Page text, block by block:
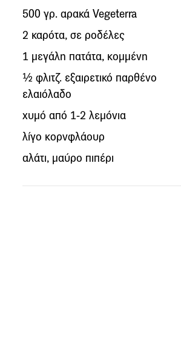
500 γρ. αρακά Vegeterra
2 καρότα, σε ροδέλες
1 μεγάλη πατάτα, κομμένη
½ φλιτζ. εξαιρετικό παρθένο
ελαιόλαδο
χυμό από 1-2 λεμόνια
λίγο κορνφλάουρ
αλάτι, μαύρο πιπέρι